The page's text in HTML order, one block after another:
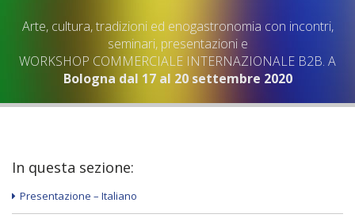
Arte, cultura, tradizioni ed enogastronomia con incontri,
seminari, presentazioni e
WORKSHOP COMMERCIALE INTERNAZIONALE B2B. A
Bologna dal 17 al 20 settembre 2020
In questa sezione:
Presentazione – Italiano